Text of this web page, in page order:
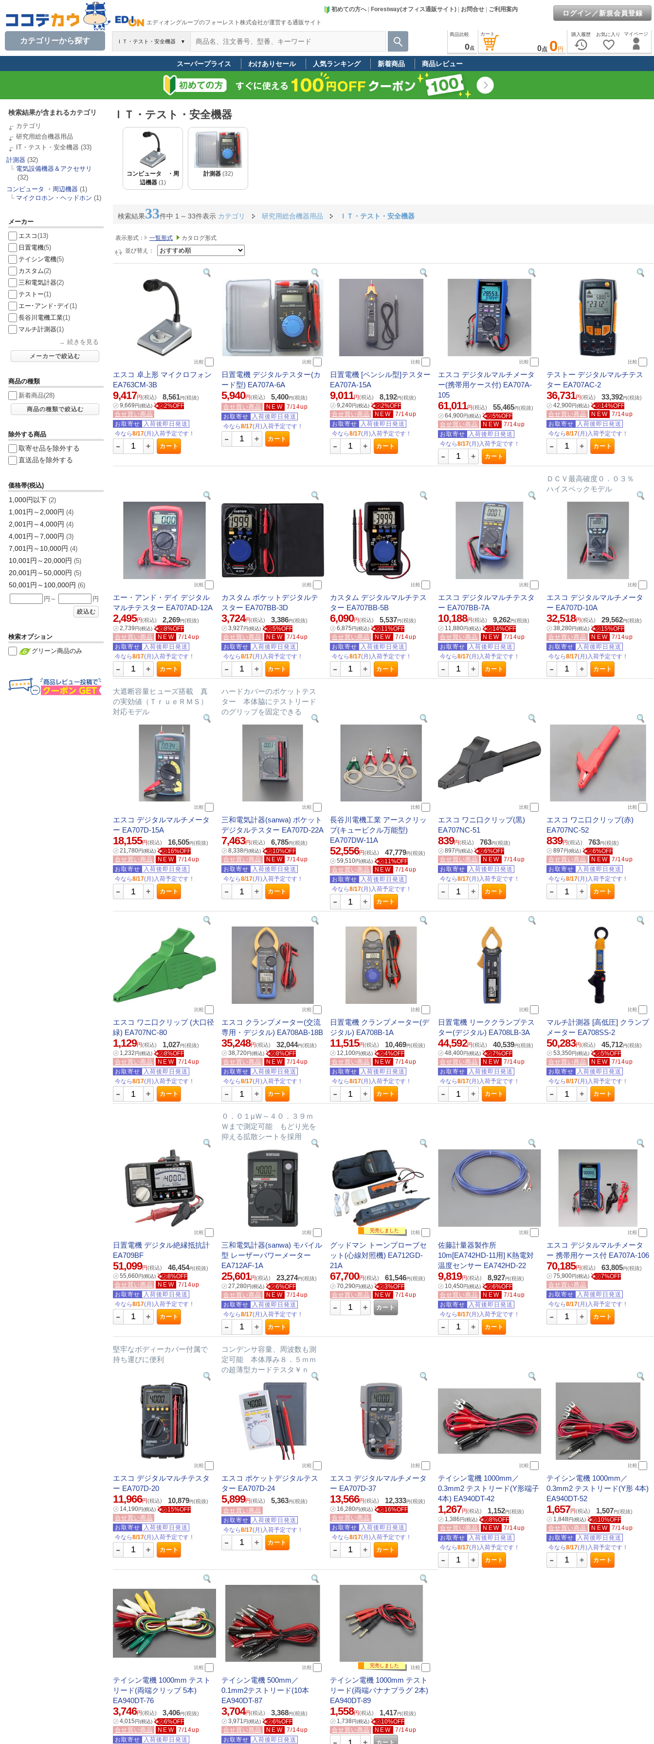
エディオングループのフォーレスト株式会社が運営する通販サイト
初めての方へ| Forestway(オフィス通販サイト) お問合せ ご利用案内 ログイン／新規会員登録
ＩＴ・テスト・安全機器 ▼
カテゴリーから探す
マイページ
お気に入り
favorite_border
購入履歴
history
カート
0点 0 円
商品比較
0点
スーパープライス わけありセール 人気ランキング 新着商品 商品レビュー
検索結果が含まれるカテゴリ
カテゴリ
研究用総合機器用品
IT・テスト・安全機器 (33)
計測器 (32)
└ 電気設備機器＆アクセサリ
(32)
コンピュータ ・周辺機器 (1)
└ マイクロホン・ヘッドホン (1)
メーカー
エスコ(13)
日置電機(5)
テイシン電機(5)
カスタム(2)
三和電気計器(2)
テストー(1)
エー･アンド･デイ(1)
長谷川電機工業(1)
マルチ計測器(1)
→ 続きを見る
メーカーで絞込む
商品の種類
新着商品(28)
商品の種類で絞込む
除外する商品
取寄せ品を除外する
直送品を除外する
価格帯(税込)
1,000円以下 (2)
1,001円～2,000円 (4)
2,001円～4,000円 (4)
4,001円～7,000円 (3)
7,001円～10,000円 (4)
10,001円～20,000円 (5)
20,001円～50,000円 (5)
50,001円～100,000円 (6)
円～
円
絞込む
検索オプション
グリーン商品のみ
ＩＴ・テスト・安全機器
コンピュータ ・周
辺機器 (1)
計測器(32)
検索結果33件中 1 ～ 33件表示 カテゴリ 研究用総合機器用品 ＩＴ・テスト・安全機器
表示形式： 一覧形式
カタログ形式
並び替え：
比較
エスコ 卓上形 マイクロフォン
EA763CM-3B
9,417円(税込) 8,561円(税抜)
㋱9,669円(税込) ㋱2%OFF
合せ買い商品
お取寄せ
入荷後即日発送
今なら8/17(月)入荷予定です！
- + カート
比較
日置電機 デジタルテスター(カ
ード型) EA707A-6A
5,940円(税込) 5,400円(税抜)
合せ買い商品 NEW 7/14up
お取寄せ
入荷後即日発送
今なら8/17(月)入荷予定です！
- + カート
比較
日置電機 [ペンシル型]テスター
EA707A-15A
9,011円(税込) 8,192円(税抜)
㋱9,240円(税込) ㋱2%OFF
合せ買い商品
NEW
7/14up
お取寄せ
入荷後即日発送
今なら8/17(月)入荷予定です！
- + カート
比較
エスコ デジタルマルチメータ
ー(携帯用ケース付) EA707A-
105
61,011円(税込) 55,465円(税抜)
㋱64,900円(税込) ㋱5%OFF
合せ買い商品
NEW
7/14up
お取寄せ
入荷後即日発送
今なら8/17(月)入荷予定です！
- + カート
比較
テストー デジタルマルチテス
ター EA707AC-2
36,731円(税込) 33,392円(税抜)
㋱42,900円(税込) ㋱14%OFF
合せ買い商品
NEW 7/14up
お取寄せ
入荷後即日発送
今なら8/17(月)入荷予定です！
- + カート
比較
エー・アンド・デイ デジタル
マルチテスター EA707AD-12A
2,495円(税込) 2,269円(税抜)
㋱2,739円(税込) ㋱8%OFF
合せ買い商品
NEW 7/14up
お取寄せ
入荷後即日発送
今なら8/17(月)入荷予定です！
- + カート
比較
カスタム ポケットデジタルテ
スター EA707BB-3D
3,724円(税込) 3,386円(税抜)
㋱3,927円(税込) ㋱5%OFF
合せ買い商品
NEW 7/14up
お取寄せ
入荷後即日発送
今なら8/17(月)入荷予定です！
- + カート
比較
カスタム デジタルマルチテス
ター EA707BB-5B
6,090円(税込) 5,537円(税抜)
㋱6,875円(税込) ㋱11%OFF
合せ買い商品
NEW
7/14up
お取寄せ
入荷後即日発送
今なら8/17(月)入荷予定です！
- + カート
比較
エスコ デジタルマルチテスタ
ー EA707BB-7A
10,188円(税込) 9,262円(税抜)
㋱ 11,880円(税込) ㋱14%OFF
合せ買い商品
NEW
7/14up
お取寄せ
入荷後即日発送
今なら8/17(月)入荷予定です！
- + カート
ＤＣＶ最高確度０．０３％
ハイスペックモデル
比較
エスコ デジタルマルチメータ
ー EA707D-10A
32,518円(税込) 29,562円(税抜)
㋱38,280円(税込) ㋱15%OFF
合せ買い商品
NEW 7/14up
お取寄せ
入荷後即日発送
今なら8/17(月)入荷予定です！
- + カート
大遮断容量ヒューズ搭載 真
の実効値（ＴｒｕｅＲＭＳ）
対応モデル
比較
エスコ デジタルマルチメータ
ー EA707D-15A
18,155円(税込) 16,505円(税抜)
㋱21,780円(税込) ㋱16%OFF
合せ買い商品
NEW 7/14up
お取寄せ
入荷後即日発送
今なら8/17(月)入荷予定です！
- + カート
ハードカバーのポケットテス
ター 本体脇にテストリード
のグリップを固定できる
比較
三和電気計器(sanwa) ポケット
デジタルテスター EA707D-22A
7,463円(税込) 6,785円(税抜)
㋱8,338円(税込) ㋱10%OFF
合せ買い商品
NEW 7/14up
お取寄せ
入荷後即日発送
今なら8/17(月)入荷予定です！
- + カート
比較
長谷川電機工業 アースクリッ
プ(キュービクル万能型)
EA707DW-11A
52,556円(税込) 47,779円(税抜)
㋱59,510円(税込) ㋱11%OFF
合せ買い商品
NEW
7/14up
お取寄せ
入荷後即日発送
今なら8/17(月)入荷予定です！
- + カート
比較
エスコ ワニ口クリップ(黒)
EA707NC-51
839円(税込) 763円(税抜)
㋱897円(税込) ㋱6%OFF
合せ買い商品
NEW
7/14up
お取寄せ
入荷後即日発送
今なら8/17(月)入荷予定です！
- + カート
比較
エスコ ワニ口クリップ(赤)
EA707NC-52
839円(税込) 763円(税抜)
㋱897円(税込) ㋱6%OFF
合せ買い商品
NEW 7/14up
お取寄せ
入荷後即日発送
今なら8/17(月)入荷予定です！
- + カート
比較
エスコ ワニ口クリップ (大口径
緑) EA707NC-80
1,129円(税込) 1,027円(税抜)
㋱ 1,232円(税込) ㋱8%OFF
合せ買い商品
NEW 7/14up
お取寄せ
入荷後即日発送
今なら8/17(月)入荷予定です！
- + カート
比較
エスコ クランプメーター(交流
専用・デジタル) EA708AB-18B
35,248円(税込) 32,044円(税抜)
㋱38,720円(税込) ㋱8%OFF
合せ買い商品
NEW 7/14up
お取寄せ
入荷後即日発送
今なら8/17(月)入荷予定です！
- + カート
比較
日置電機 クランプメーター(デ
ジタル) EA708B-1A
11,515円(税込) 10,469円(税抜)
㋱ 12,100円(税込) ㋱4%OFF
合せ買い商品
NEW
7/14up
お取寄せ
入荷後即日発送
今なら8/17(月)入荷予定です！
- + カート
比較
日置電機 リーククランプテス
ター(デジタル) EA708LB-3A
44,592円(税込) 40,539円(税抜)
㋱48,400円(税込) ㋱7%OFF
合せ買い商品
NEW
7/14up
お取寄せ
入荷後即日発送
今なら8/17(月)入荷予定です！
- + カート
比較
マルチ計測器 [高低圧] クランプ
メーター EA708SS-2
50,283円(税込) 45,712円(税抜)
㋱53,350円(税込) ㋱5%OFF
合せ買い商品
NEW 7/14up
お取寄せ
入荷後即日発送
今なら8/17(月)入荷予定です！
- + カート
比較
日置電機 デジタル絶縁抵抗計
EA709BF
51,099円(税込) 46,454円(税抜)
㋱55,660円(税込) ㋱8%OFF
合せ買い商品
NEW 7/14up
お取寄せ
入荷後即日発送
今なら8/17(月)入荷予定です！
- + カート
０．０１μＷ～４０．３９ｍ
Ｗまで測定可能 もどり光を
抑える拡散シートを採用
比較
三和電気計器(sanwa) モバイル
型 レーザーパワーメーター
EA712AF-1A
25,601円(税込) 23,274円(税抜)
㋱27,280円(税込) ㋱6%OFF
合せ買い商品
NEW 7/14up
お取寄せ
入荷後即日発送
今なら8/17(月)入荷予定です！
- + カート
完売しました 比較
グッドマン トーンプローブセ
ット(心線対照機) EA712GD-
21A
67,700円(税込) 61,546円(税抜)
㋱70,290円(税込) ㋱3%OFF
合せ買い商品
NEW 7/14up
- + カート
比較
佐藤計量器製作所
10m[EA742HD-11用] K熱電対
温度センサー EA742HD-22
9,819円(税込) 8,927円(税抜)
㋱ 10,450円(税込) ㋱6%OFF
合せ買い商品
NEW
7/14up
お取寄せ
入荷後即日発送
今なら8/17(月)入荷予定です！
- + カート
比較
エスコ デジタルマルチメータ
ー 携帯用ケース付 EA707A-106
70,185円(税込) 63,805円(税抜)
㋱75,900円(税込) ㋱7%OFF
合せ買い商品
お取寄せ
入荷後即日発送
今なら8/17(月)入荷予定です！
- + カート
堅牢なボディーカバー付属で
持ち運びに便利
比較
エスコ デジタルマルチテスタ
ー EA707D-20
11,966円(税込) 10,879円(税抜)
㋱ 14,190円(税込) ㋱15%OFF
合せ買い商品
お取寄せ
入荷後即日発送
今なら8/17(月)入荷予定です！
- + カート
コンデンサ容量、周波数も測
定可能 本体厚み８．５ｍｍ
の超薄型カードテスタ￥ｎ
比較
エスコ ポケットデジタルテス
ター EA707D-24
5,899円(税込) 5,363円(税抜)
合せ買い商品
お取寄せ
入荷後即日発送
今なら8/17(月)入荷予定です！
- + カート
比較
エスコ デジタルマルチメータ
ー EA707D-37
13,566円(税込) 12,333円(税抜)
㋱ 16,280円(税込) ㋱16%OFF
合せ買い商品
お取寄せ
入荷後即日発送
今なら8/17(月)入荷予定です！
- + カート
比較
テイシン電機 1000mm／
0.3mm2 テストリード(Y形端子
4本) EA940DT-42
1,267円(税込) 1,152円(税抜)
㋱ 1,386円(税込) ㋱8%OFF
合せ買い商品
NEW
7/14up
お取寄せ
入荷後即日発送
今なら8/17(月)入荷予定です！
- + カート
比較
テイシン電機 1000mm／
0.3mm2 テストリード(Y形 4本)
EA940DT-52
1,657円(税込) 1,507円(税抜)
㋱ 1,848円(税込) ㋱10%OFF
合せ買い商品
NEW 7/14up
お取寄せ
入荷後即日発送
今なら8/17(月)入荷予定です！
- + カート
比較
テイシン電機 1000mm テスト
リード(両端クリップ 5本)
EA940DT-76
3,746円(税込) 3,406円(税抜)
㋱4,015円(税込) ㋱6%OFF
合せ買い商品
NEW 7/14up
お取寄せ
入荷後即日発送
比較
テイシン電機 500mm／
0.1mm2テストリード(10本
EA940DT-87
3,704円(税込) 3,368円(税抜)
㋱3,971円(税込) ㋱6%OFF
合せ買い商品
NEW 7/14up
お取寄せ
入荷後即日発送
完売しました 比較
テイシン電機 1000mm テスト
リード(両端バナナプラグ 2本)
EA940DT-89
1,558円(税込) 1,417円(税抜)
㋱ 1,738円(税込) ㋱10%OFF
合せ買い商品
NEW 7/14up